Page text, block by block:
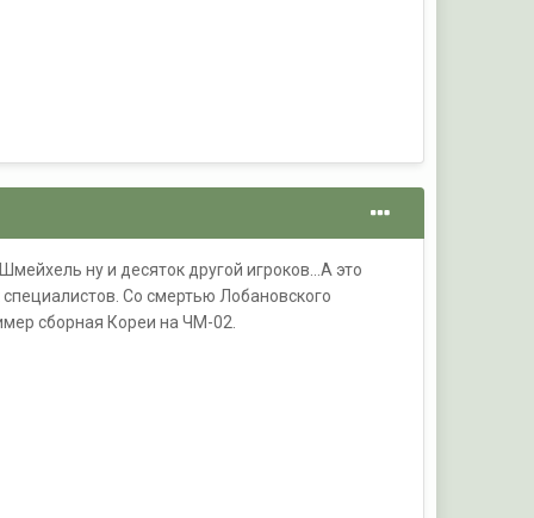
ну и десяток другой игроков...А это
Со смертью Лобановского
сборная Кореи на ЧМ-02.